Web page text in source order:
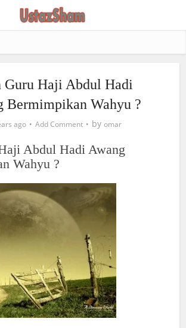
Guru Haji Abdul Hadi
Bermimpikan Wahyu ?
ago Add Comment by omar
Abdul Hadi Awang
Wahyu ?